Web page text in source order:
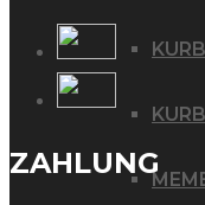
ZAHLUNG